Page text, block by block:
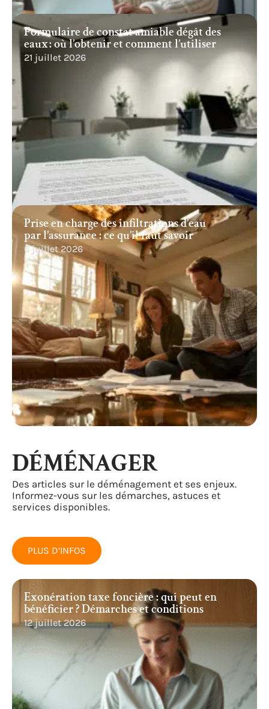
Formulaire de constat amiable dégât des
eaux : où l’obtenir et comment l’utiliser
21 juillet 2026
Prise en charge des infiltrations d’eau
par l’assurance : ce qu’il faut savoir
6 juillet 2026
Exonération taxe foncière : qui peut en
bénéficier ? Démarches et conditions
12 juillet 2026
DÉMÉNAGER
Des articles sur le déménagement et ses enjeux.
Informez-vous sur les démarches, astuces et
services disponibles.
PLUS D’INFOS